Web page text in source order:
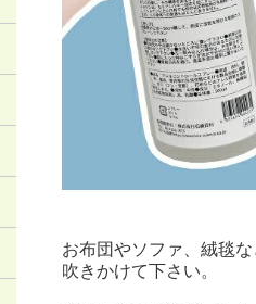
お布団やソファ、絨毯
吹きかけて下さい。